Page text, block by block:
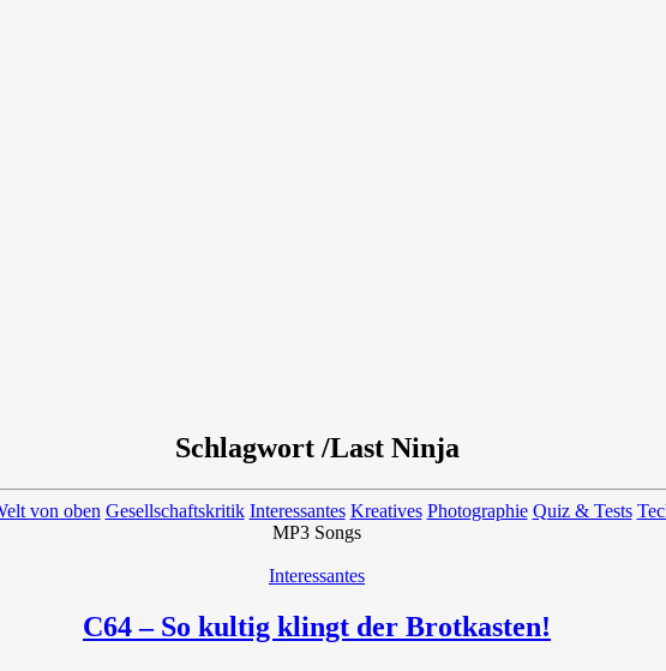
Schlagwort /Last Ninja
von oben Gesellschaftskritik Interessantes Kreatives Photographie Quiz & Tests
MP3 Songs
Interessantes
C64 – So kultig klingt der Brotkasten!